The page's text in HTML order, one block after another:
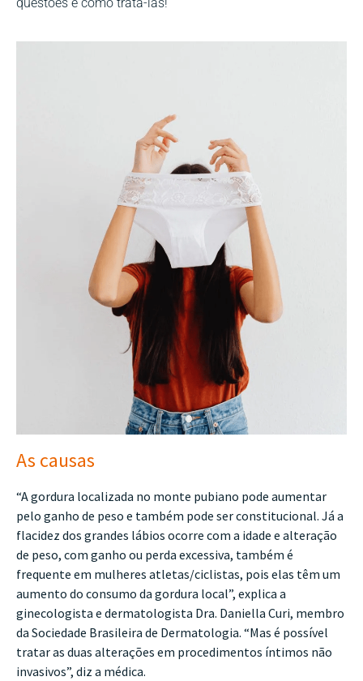
questões e como tratá-las!
As causas
“A gordura localizada no monte pubiano pode aumentar
pelo ganho de peso e também pode ser constitucional. Já a
flacidez dos grandes lábios ocorre com a idade e alteração
de peso, com ganho ou perda excessiva, também é
frequente em mulheres atletas/ciclistas, pois elas têm um
aumento do consumo da gordura local”, explica a
ginecologista e dermatologista Dra. Daniella Curi, membro
da Sociedade Brasileira de Dermatologia. “Mas é possível
tratar as duas alterações em procedimentos íntimos não
invasivos”, diz a médica.